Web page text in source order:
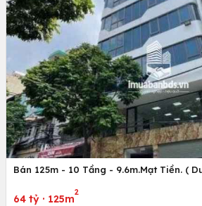
Bán 125m - 10 Tầng - 9.6m.Mạt Tiền. (
64 tỷ · 125m
2